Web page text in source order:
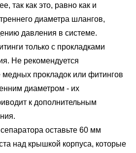
так как это, равно как и
диаметра шлангов,
давления в системе.
только с прокладками
Не рекомендуется
медных прокладок или фитингов
диаметром - их
к дополнительным
оставьте 60 мм
над крышкой корпуса, которые